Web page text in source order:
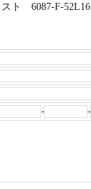
スト 6087-F-52L16
- -